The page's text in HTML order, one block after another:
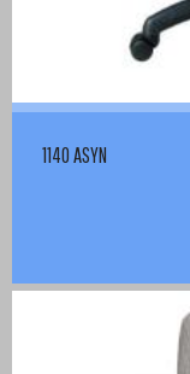
1140 ASYN